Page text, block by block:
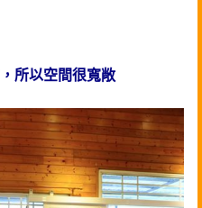
所以空間很寬敞